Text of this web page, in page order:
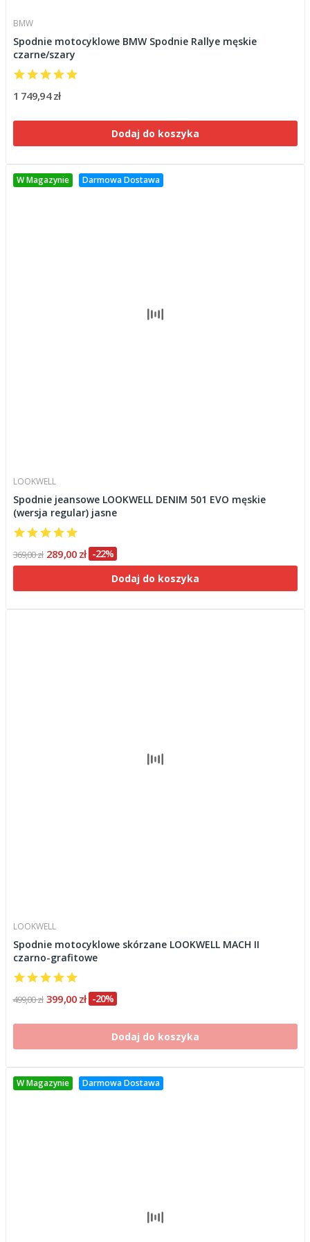
BMW
Spodnie motocyklowe BMW Spodnie Rallye męskie
czarne/szary
1 749,94 zł
Dodaj do koszyka
W Magazynie Darmowa Dostawa
LOOKWELL
Spodnie jeansowe LOOKWELL DENIM 501 EVO męskie
(wersja regular) jasne
369,00 zł 289,00 zł -22%
Dodaj do koszyka
LOOKWELL
Spodnie motocyklowe skórzane LOOKWELL MACH II
czarno-grafitowe
499,00 zł 399,00 zł -20%
Dodaj do koszyka
W Magazynie Darmowa Dostawa